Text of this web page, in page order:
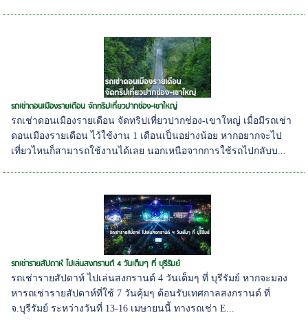
รถเช่าดอนเมืองรายเดือน จัดทริปเที่ยวปากช่อง-เขาใหญ่
รถเช่าดอนเมืองรายเดือน จัดทริปเที่ยวปากช่อง-เขาใหญ่ เมื่อมีรถเช่า
ดอนเมืองรายเดือน ไว้ใช้งาน 1 เดือนเป็นอย่างน้อย หากอยากจะไป
เที่ยวไหนก็สามารถใช้งานได้เลย นอกเหนือจากการใช้รถไปกลับบ...
รถเช่ารายสัปดาห์ ไปเล่นสงกรานต์ 4 วันเต็มๆ ที่ บุรีรัมย์
รถเช่ารายสัปดาห์ ไปเล่นสงกรานต์ 4 วันเต็มๆ ที่ บุรีรัมย์ หากจะมอง
หารถเช่ารายสัปดาห์ที่ใช้ 7 วันคุ้มๆ ต้อนรับเทศกาลสงกรานต์ ที่
จ.บุรีรัมย์ ระหว่างวันที่ 13-16 เมษายนนี้ ทางรถเช่า E...